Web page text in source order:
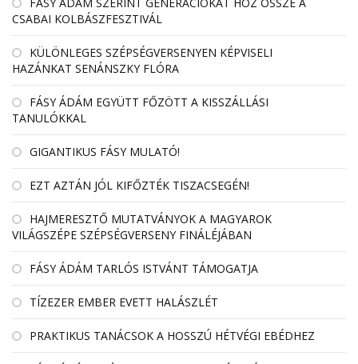
CSABAI KOLBÁSZFESZTIVÁL
KÜLÖNLEGES SZÉPSÉGVERSENYEN KÉPVISELI
HAZÁNKAT SENÁNSZKY FLÓRA
FÁSY ÁDÁM EGYÜTT FŐZÖTT A KISSZÁLLÁSI
TANULÓKKAL
GIGANTIKUS FÁSY MULATÓ!
EZT AZTÁN JÓL KIFŐZTÉK TISZACSEGÉN!
HAJMERESZTŐ MUTATVÁNYOK A MAGYAROK
VILÁGSZÉPE SZÉPSÉGVERSENY FINÁLÉJÁBAN
FÁSY ÁDÁM TARLÓS ISTVÁNT TÁMOGATJA
TÍZEZER EMBER EVETT HALÁSZLÉT
PRAKTIKUS TANÁCSOK A HOSSZÚ HÉTVÉGI EBÉDHEZ